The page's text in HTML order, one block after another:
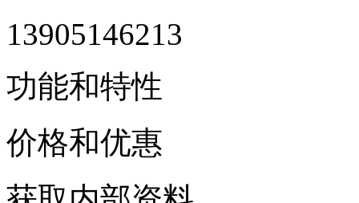
13905146213
功能和特性
价格和优惠